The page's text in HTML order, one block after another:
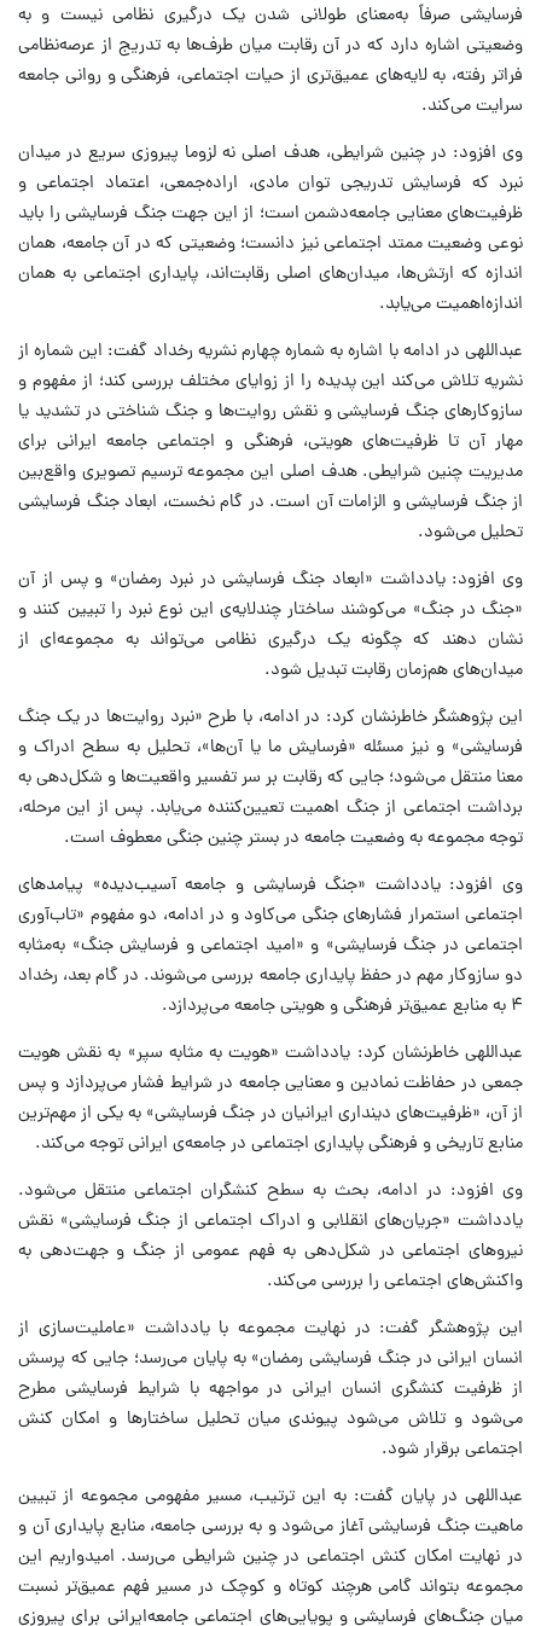
فرسایشی صرفاً به‌معنای طولانی شدن یک درگیری نظامی نیست و به
وضعیتی اشاره دارد که در آن رقابت میان طرف‌ها به تدریج از عرصه‌نظامی
فراتر رفته، به لایه‌های عمیق‌تری از حیات اجتماعی، فرهنگی و روانی جامعه
سرایت می‌کند.
وی افزود: در چنین شرایطی، هدف اصلی نه لزوما پیروزی سریع در میدان
نبرد که فرسایش تدریجی توان مادی، اراده‌جمعی، اعتماد اجتماعی و
ظرفیت‌های معنایی جامعه‌دشمن است؛ از این جهت جنگ فرسایشی را باید
نوعی وضعیت ممتد اجتماعی نیز دانست؛ وضعیتی که در آن جامعه، همان
اندازه که ارتش‌ها، میدان‌های اصلی رقابت‌اند، پایداری اجتماعی به همان
اندازه‌اهمیت می‌یابد.
عبداللهی در ادامه با اشاره به شماره چهارم نشریه رخداد گفت: این شماره از
نشریه تلاش می‌کند این پدیده را از زوایای مختلف بررسی کند؛ از مفهوم و
سازوکارهای جنگ فرسایشی و نقش روایت‌ها و جنگ شناختی در تشدید یا
مهار آن تا ظرفیت‌های هویتی، فرهنگی و اجتماعی جامعه ایرانی برای
مدیریت چنین شرایطی. هدف اصلی این مجموعه ترسیم تصویری واقع‌بین
از جنگ فرسایشی و الزامات آن است. در گام نخست، ابعاد جنگ فرسایشی
تحلیل می‌شود.
وی افزود: یادداشت «ابعاد جنگ فرسایشی در نبرد رمضان» و پس از آن
«جنگ در جنگ» می‌کوشند ساختار چندلایه‌ی این نوع نبرد را تبیین کنند و
نشان دهند که چگونه یک درگیری نظامی می‌تواند به مجموعه‌ای از
میدان‌های هم‌زمان رقابت تبدیل شود.
این پژوهشگر خاطرنشان کرد: در ادامه، با طرح «نبرد روایت‌ها در یک جنگ
فرسایشی» و نیز مسئله‌ «فرسایش ما یا آن‌ها»، تحلیل به سطح ادراک و
معنا منتقل می‌شود؛ جایی که رقابت بر سر تفسیر واقعیت‌ها و شکل‌دهی به
برداشت اجتماعی از جنگ اهمیت تعیین‌کننده می‌یابد. پس از این مرحله،
توجه مجموعه به وضعیت جامعه در بستر چنین جنگی معطوف است.
وی افزود: یادداشت «جنگ فرسایشی و جامعه آسیب‌دیده» پیامدهای
اجتماعی استمرار فشارهای جنگی می‌کاود و در ادامه، دو مفهوم «تاب‌آوری
اجتماعی در جنگ فرسایشی» و «امید اجتماعی و فرسایش جنگ» به‌مثابه
دو سازوکار مهم در حفظ پایداری جامعه بررسی می‌شوند. در گام بعد، رخداد
۴ به منابع عمیق‌تر فرهنگی و هویتی جامعه می‌پردازد.
عبداللهی خاطرنشان کرد: یادداشت «هویت به مثابه سپر» به نقش هویت
جمعی در حفاظت نمادین و معنایی جامعه در شرایط فشار می‌پردازد و پس
از آن، «ظرفیت‌های دینداری ایرانیان در جنگ فرسایشی» به یکی از مهم‌ترین
منابع تاریخی و فرهنگی پایداری اجتماعی در جامعه‌ی ایرانی توجه می‌کند.
وی افزود: در ادامه، بحث به سطح کنشگران اجتماعی منتقل می‌شود.
یادداشت «جریان‌های انقلابی و ادراک اجتماعی از جنگ فرسایشی» نقش
نیروهای اجتماعی در شکل‌دهی به فهم عمومی از جنگ و جهت‌دهی به
واکنش‌های اجتماعی را بررسی می‌کند.
این پژوهشگر گفت: در نهایت مجموعه با یادداشت «عاملیت‌سازی از
انسان ایرانی در جنگ فرسایشی رمضان» به پایان می‌رسد؛ جایی که پرسش
از ظرفیت کنشگری انسان ایرانی در مواجهه با شرایط فرسایشی مطرح
می‌شود و تلاش می‌شود پیوندی میان تحلیل ساختارها و امکان کنش
اجتماعی برقرار شود.
عبداللهی در پایان گفت: به این ترتیب، مسیر مفهومی مجموعه از تبیین
ماهیت جنگ فرسایشی آغاز می‌شود و به بررسی جامعه، منابع پایداری آن و
در نهایت امکان کنش اجتماعی در چنین شرایطی می‌رسد. امیدواریم این
مجموعه بتواند گامی هرچند کوتاه و کوچک در مسیر فهم عمیق‌تر نسبت
میان جنگ‌های فرسایشی و پویایی‌های اجتماعی جامعه‌ایرانی برای پیروزی